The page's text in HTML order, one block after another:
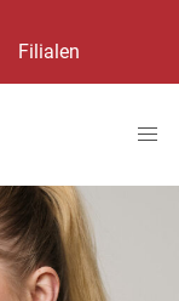
Filialen